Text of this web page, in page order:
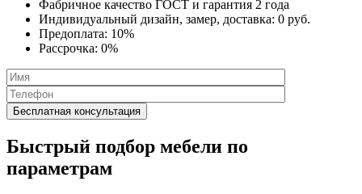
Фабричное качество ГОСТ и гарантия 2 года
Индивидуальный дизайн, замер, доставка: 0 руб.
Предоплата: 10%
Рассрочка: 0%
Быстрый подбор мебели по
параметрам